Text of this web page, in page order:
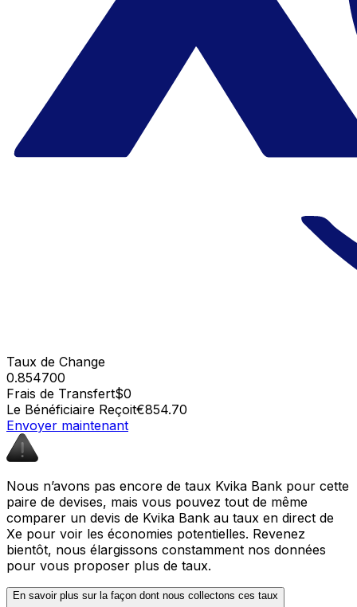
Taux de Change
0.854700
Frais de Transfert$0
Le Bénéficiaire Reçoit€854.70
Envoyer maintenant
Nous n’avons pas encore de taux Kvika Bank pour cette
paire de devises, mais vous pouvez tout de même
comparer un devis de Kvika Bank au taux en direct de
Xe pour voir les économies potentielles. Revenez
bientôt, nous élargissons constamment nos données
pour vous proposer plus de taux.
En savoir plus sur la façon dont nous collectons ces taux